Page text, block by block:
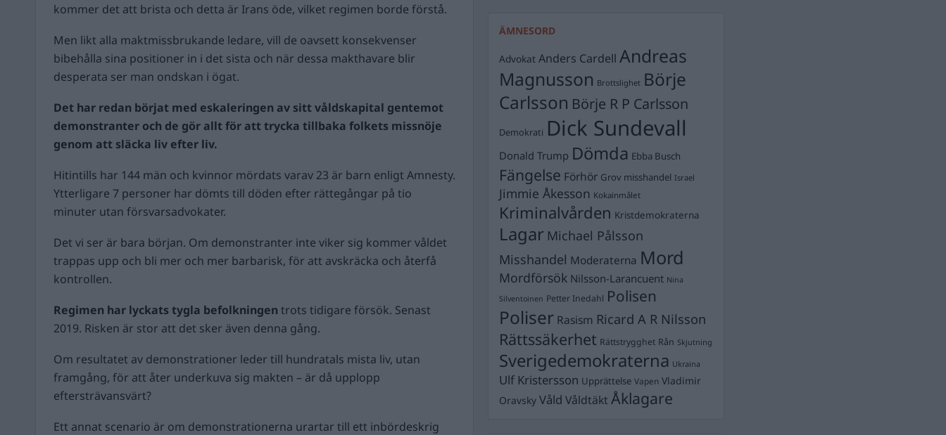
kommer det att brista och detta är Irans öde, vilket regimen borde förstå.
Men likt alla maktmissbrukande ledare, vill de oavsett konsekvenser
bibehålla sina positioner in i det sista och när dessa makthavare blir
desperata ser man ondskan i ögat.
Det har redan börjat med eskaleringen av sitt våldskapital gentemot
demonstranter och de gör allt för att trycka tillbaka folkets missnöje
genom att släcka liv efter liv.
Hitintills har 144 män och kvinnor mördats varav 23 är barn enligt Amnesty.
Ytterligare 7 personer har dömts till döden efter rättegångar på tio
minuter utan försvarsadvokater.
Det vi ser är bara början. Om demonstranter inte viker sig kommer våldet
trappas upp och bli mer och mer barbarisk, för att avskräcka och återfå
kontrollen.
Regimen har lyckats tygla befolkningen trots tidigare försök. Senast
2019. Risken är stor att det sker även denna gång.
Om resultatet av demonstrationer leder till hundratals mista liv, utan
framgång, för att åter underkuva sig makten – är då upplopp
eftersträvansvärt?
Ett annat scenario är om demonstrationerna urartar till ett inbördeskrig
ÄMNESORD
Advokat Anders Cardell Andreas
Magnusson Brottslighet Börje
Carlsson Börje R P Carlsson
Demokrati Dick Sundevall
Donald Trump Dömda Ebba Busch
Fängelse Förhör Grov misshandel Israel
Jimmie Åkesson Kokainmålet
Kriminalvården Kristdemokraterna
Lagar Michael Pålsson
Misshandel Moderaterna Mord
Mordförsök Nilsson-Larancuent Nina
Silventoinen Petter Inedahl Polisen
Poliser Rasism Ricard A R Nilsson
Rättssäkerhet Rättstrygghet Rån Skjutning
Sverigedemokraterna Ukraina
Ulf Kristersson Upprättelse Vapen Vladimir
Oravsky Våld Våldtäkt Åklagare